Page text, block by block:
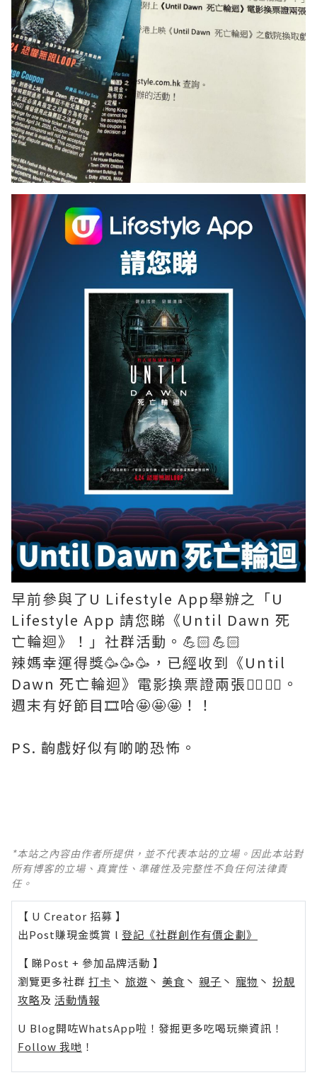
早前參與了U Lifestyle App舉辦之「U
Lifestyle App 請您睇《Until Dawn 死
亡輪迴》！」社群活動。💪🏻💪🏻
辣媽幸運得獎🥳🥳🥳，已經收到《Until
Dawn 死亡輪迴》電影換票證兩張✌🏻✌🏻。
週末有好節目🎞️哈🤩🤩🤩！！
PS. 齣戲好似有啲啲恐怖。
*本站之內容由作者所提供，並不代表本站的立場。因此本站對
所有博客的立場、真實性、準確性及完整性不負任何法律責
任。
【 U Creator 招募 】
出Post賺現金獎賞 l 登記《社群創作有價企劃》
【 睇Post + 參加品牌活動 】
瀏覽更多社群 打卡 丶 旅遊 丶 美食 丶 親子 丶 寵物 丶 扮靚
攻略及 活動情報
U Blog開咗WhatsApp啦！發掘更多吃喝玩樂資訊！
Follow 我哋 ！